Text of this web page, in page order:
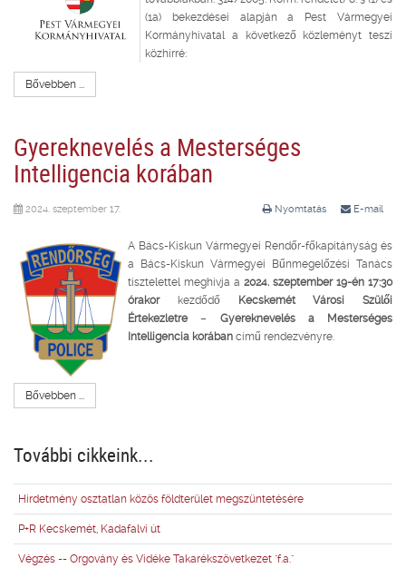
(1a) bekezdései alapján a Pest Vármegyei
Kormányhivatal a következő közleményt teszi
közhírré:
Bővebben ...
Gyereknevelés a Mesterséges
Intelligencia korában
Nyomtatás E-mail
2024. szeptember 17.
A Bács-Kiskun Vármegyei Rendőr-főkapitányság és
a Bács-Kiskun Vármegyei Bűnmegelőzési Tanács
tisztelettel meghívja a 2024. szeptember 19-én 17:30
órakorkezdődő
Kecskemét Városi Szülői
Értekezletre– Gyereknevelés a Mesterséges
Intelligencia korában című rendezvényre.
Bővebben ...
További cikkeink...
Hirdetmény osztatlan közös földterület megszüntetésére
P+R Kecskemét, Kadafalvi út
Végzés -- Orgovány és Vidéke Takarékszövetkezet "f.a."